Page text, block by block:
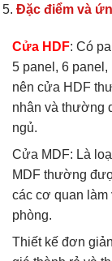
Đặc điểm và
Cửa HDF: Có
5 panel, 6
nên cửa HDF
nhân và thường
ngủ.
Cửa MDF: Là
MDF thường
các cơ quan làm
phòng.
Thiết kế đơn